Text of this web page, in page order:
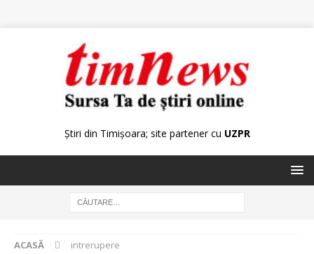
Știri din Timișoara; site partener cu UZPR
ACASĂ intrerupere